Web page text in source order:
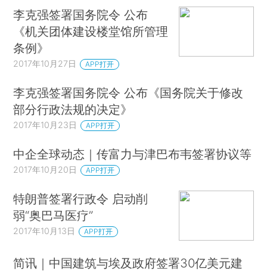
李克强签署国务院令 公布
《机关团体建设楼堂馆所管理
条例》
2017年10月27日 APP打开
李克强签署国务院令 公布《国务院关于修改
部分行政法规的决定》
2017年10月23日 APP打开
中企全球动态｜传富力与津巴布韦签署协议等
2017年10月20日 APP打开
特朗普签署行政令 启动削
弱“奥巴马医疗”
2017年10月13日 APP打开
简讯｜中国建筑与埃及政府签署30亿美元建